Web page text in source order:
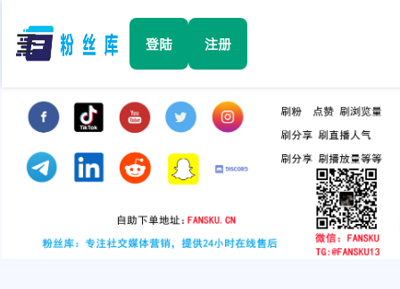
☰ 登陆 注册
Facebook
TikTok
YouTube